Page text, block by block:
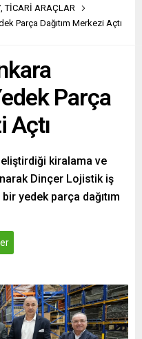
,TİCARİ ARAÇLAR
Parça Dağıtım Merkezi Açtı
Parça
Açtı
kiralama ve
Dinçer Lojistik iş
yedek parça dağıtım